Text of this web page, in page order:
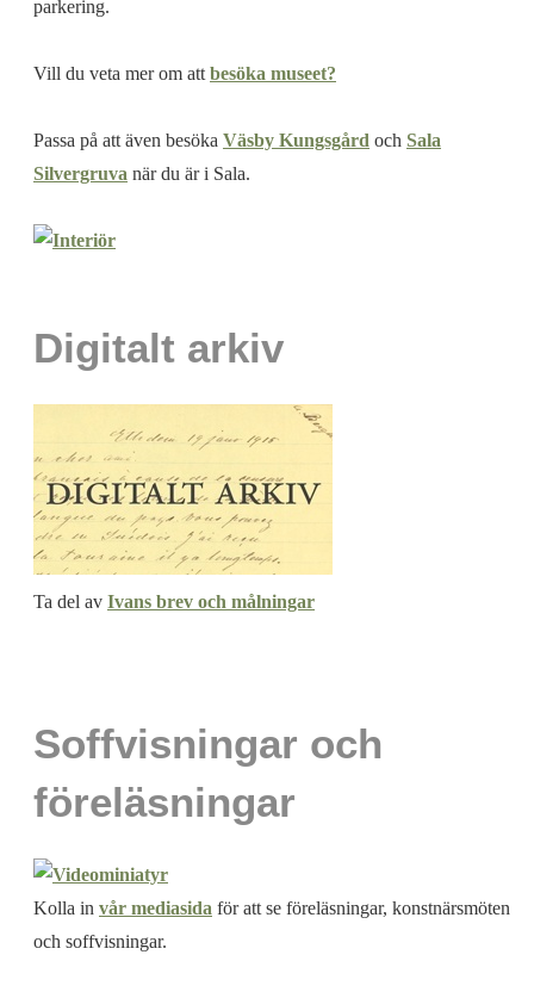
parkering.
Vill du veta mer om att besöka museet?
Passa på att även besöka Väsby Kungsgård och Sala
Silvergruva när du är i Sala.
Digitalt arkiv
Ta del av Ivans brev och målningar
Soffvisningar och
föreläsningar
Kolla in vår mediasida för att se föreläsningar, konstnärsmöten
och soffvisningar.